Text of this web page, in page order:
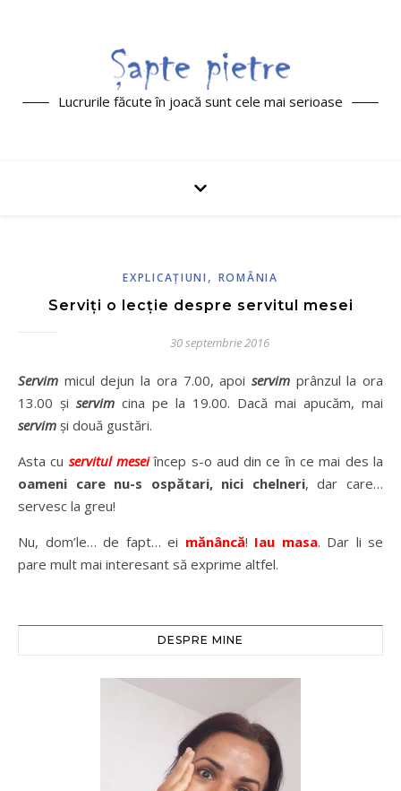
Lucrurile făcute în joacă sunt cele mai serioase
EXPLICAŢIUNI , ROMÂNIA
Serviți o lecție despre servitul mesei
30 septembrie 2016
Servim micul dejun la ora 7.00, apoi servimprânzul la ora
13.00 și servim cina pe la 19.00. Dacă mai apucăm, mai
servim și două gustări.
Asta cu servitul mesei încep s-o aud din ce în ce mai des la
oameni care nu-s ospătari, nici chelneri, dar care…
servesc la greu!
Nu, dom’le… de fapt… ei mănâncă! Iau masa. Dar li se
pare mult mai interesant să exprime altfel.
DESPRE MINE